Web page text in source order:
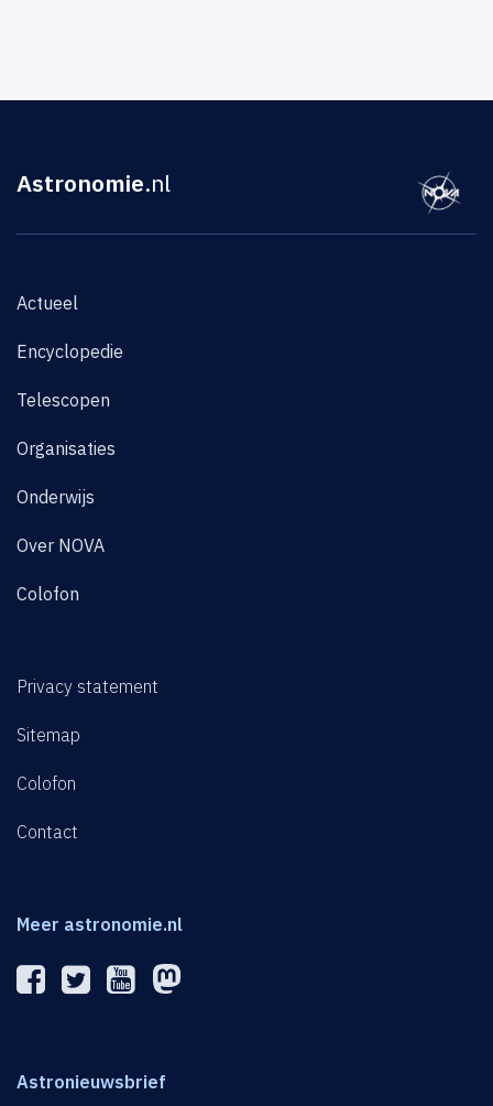
Astronomie.nl
Actueel
Encyclopedie
Telescopen
Organisaties
Onderwijs
Over NOVA
Colofon
Privacy statement
Sitemap
Colofon
Contact
Meer astronomie.nl
Astronieuwsbrief